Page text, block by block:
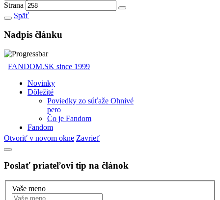
Strana
Späť
Nadpis článku
Otvoriť v novom okne Zavrieť
Poslať priateľovi tip na článok
Vaše meno